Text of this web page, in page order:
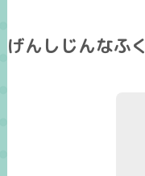
げんしじんなふく